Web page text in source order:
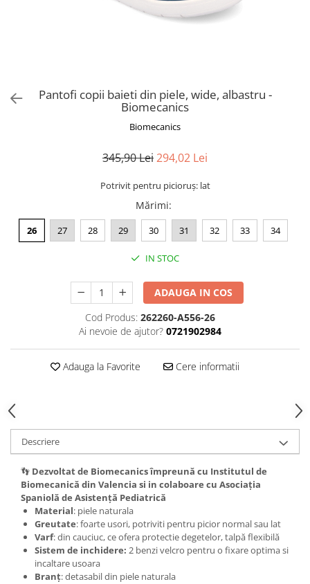
Pantofi copii baieti din piele, wide, albastru -
Biomecanics
Biomecanics
345,90 Lei294,02 Lei
Potrivit pentru picioruș: lat
Mărimi:
26 27 28 29 30 31 32 33 34
IN STOC
ADAUGA IN COS
Cod Produs: 262260-A556-26
Ai nevoie de ajutor? 0721902984
Adauga la Favorite Cere informatii
Descriere
👣 Dezvoltat de Biomecanics împreună cu Institutul de
Biomecanică din Valencia si in colaboare cu Asociația
Spaniolă de Asistență Pediatrică
Material: piele naturala
Greutate: foarte usori, potriviti pentru picior normal sau lat
Varf: din cauciuc, ce ofera protectie degetelor, talpă flexibilă
Sistem de inchidere: 2 benzi velcro pentru o fixare optima si
incaltare usoara
Branț: detasabil din piele naturala